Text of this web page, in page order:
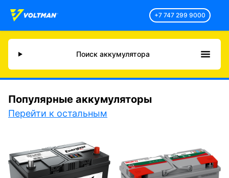
+7 747 299 9000
Поиск аккумулятора
Популярные аккумуляторы
Перейти к остальным